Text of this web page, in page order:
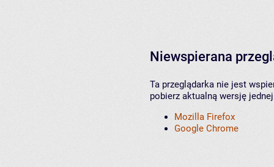
Niewspierana
Ta przeglądarka nie jest
pobierz aktualną wersję
Mozilla Firefox
Google Chrome